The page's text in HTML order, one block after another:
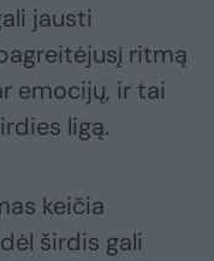
jausti
ritmą
emocijų, ir tai
ligą.
keičia
širdis gali